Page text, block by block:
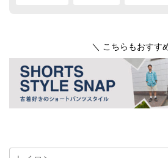
＼ こちらもおすす